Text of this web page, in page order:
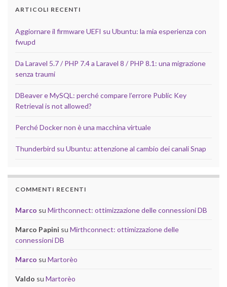
ARTICOLI RECENTI
Aggiornare il firmware UEFI su Ubuntu: la mia esperienza con
fwupd
Da Laravel 5.7 / PHP 7.4 a Laravel 8 / PHP 8.1: una migrazione
senza traumi
DBeaver e MySQL: perché compare l’errore Public Key
Retrieval is not allowed?
Perché Docker non è una macchina virtuale
Thunderbird su Ubuntu: attenzione al cambio dei canali Snap
COMMENTI RECENTI
Marco su Mirthconnect: ottimizzazione delle connessioni DB
Marco Papini su Mirthconnect: ottimizzazione delle
connessioni DB
Marco su Martorèo
Valdo su Martorèo